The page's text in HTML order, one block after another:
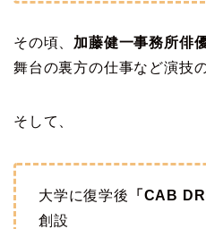
その頃、 加藤健一事務所俳
舞台の裏方の仕事など演技
そして、
大学に復学後 「CAB
創設